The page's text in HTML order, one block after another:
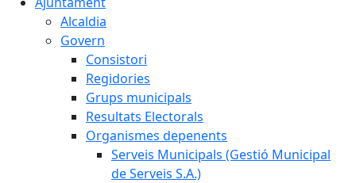
Alcaldia
Govern
Consistori
Regidories
Grups municipals
Resultats Electorals
Organismes depenents
Serveis Municipals (Gestió Municipal
de Serveis S.A.)